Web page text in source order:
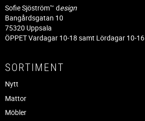
Sofie Sjöström™ design
Bangårdsgatan 10
75320 Uppsala
ÖPPET Vardagar 10-18 samt Lördagar 10-16
SORTIMENT
Nytt
Mattor
Möbler